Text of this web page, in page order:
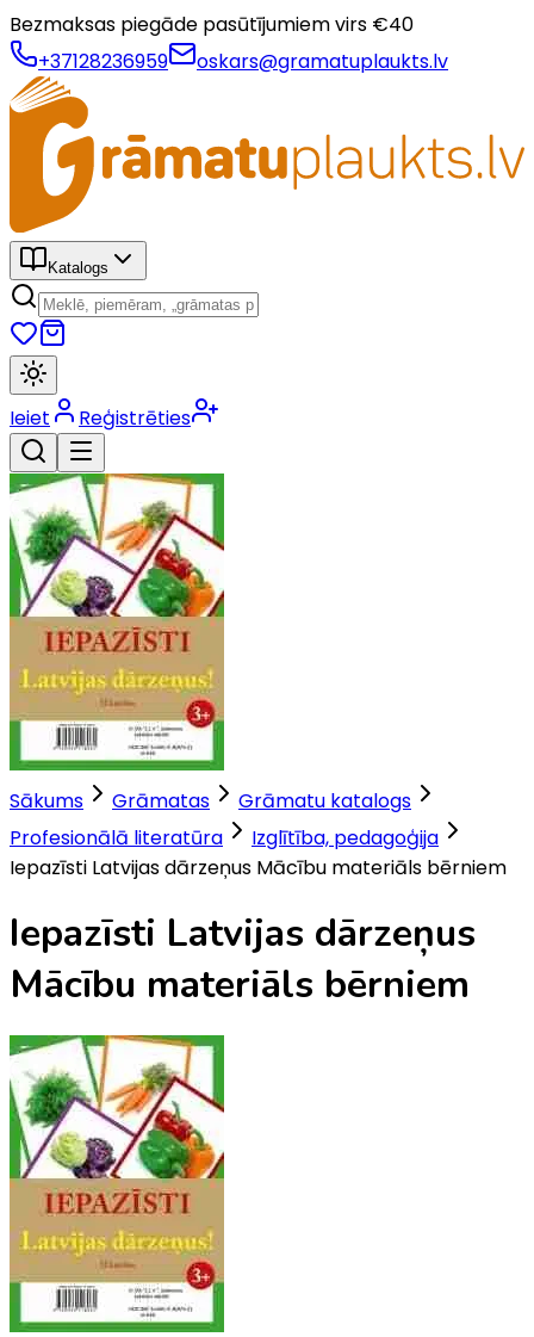
Bezmaksas piegāde pasūtījumiem virs €40
+37128236959
oskars@gramatuplaukts.lv
Katalogs
Ieiet Reģistrēties
Sākums Grāmatas
Grāmatu katalogs
Profesionālā literatūra
Izglītība, pedagoģija
Iepazīsti Latvijas dārzeņus Mācību materiāls bērniem
Iepazīsti Latvijas dārzeņus
Mācību materiāls bērniem